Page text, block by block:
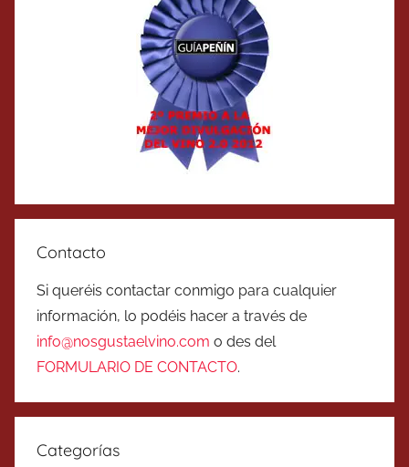
Contacto
Si queréis contactar conmigo para cualquier
información, lo podéis hacer a través de
info@nosgustaelvino.com o des del
FORMULARIO DE CONTACTO.
Categorías